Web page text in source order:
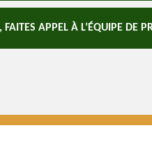
APPEL À L’ÉQUIPE DE